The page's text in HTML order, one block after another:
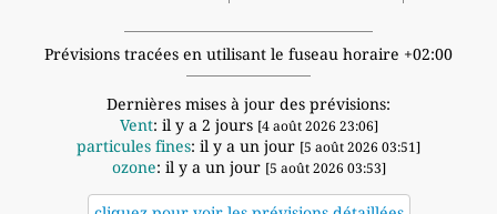
Prévisions tracées en utilisant le fuseau horaire +02:00
Dernières mises à jour des prévisions:
Vent: il y a 2 jours [4 août 2026 23:06]
particules fines: il y a un jour [5 août 2026 03:51]
ozone: il y a un jour [5 août 2026 03:53]